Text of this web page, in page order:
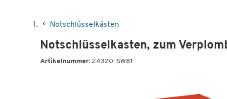
Notschlüsselkästen
Notschlüsselkasten, zum
Artikelnummer: 24320-SW81